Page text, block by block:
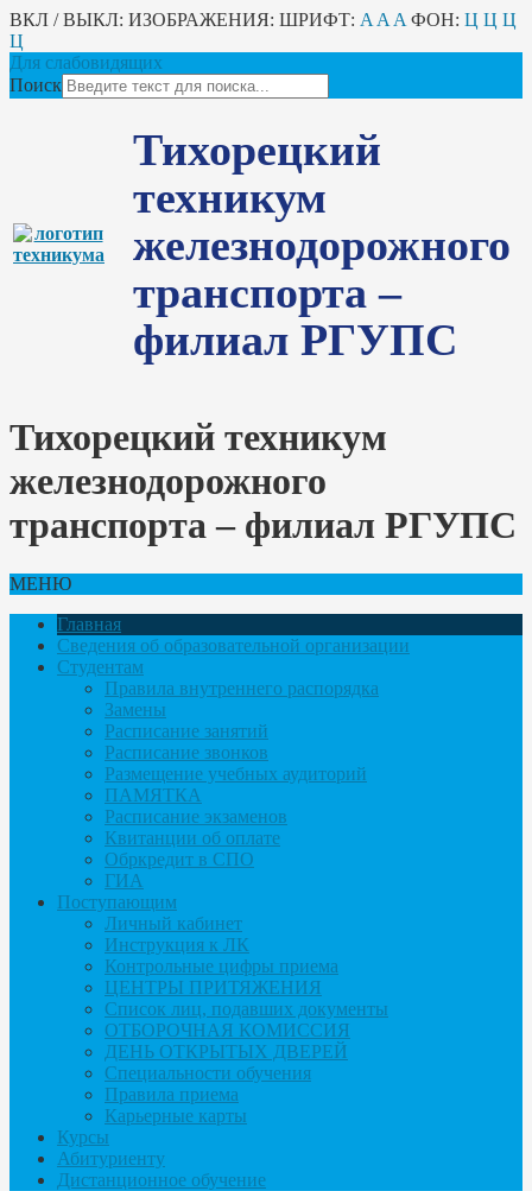
ВКЛ / ВЫКЛ: ИЗОБРАЖЕНИЯ: ШРИФТ: A A A ФОН: Ц Ц Ц
Ц
Для слабовидящих
Поиск
Тихорецкий
техникум
железнодорожного
транспорта –
филиал РГУПС
Тихорецкий техникум
железнодорожного
транспорта – филиал РГУПС
МЕНЮ
Главная
Сведения об образовательной организации
Студентам
Правила внутреннего распорядка
Замены
Расписание занятий
Расписание звонков
Размещение учебных аудиторий
ПАМЯТКА
Расписание экзаменов
Квитанции об оплате
Обркредит в СПО
ГИА
Поступающим
Личный кабинет
Инструкция к ЛК
Контрольные цифры приема
ЦЕНТРЫ ПРИТЯЖЕНИЯ
Список лиц, подавших документы
ОТБОРОЧНАЯ КОМИССИЯ
ДЕНЬ ОТКРЫТЫХ ДВЕРЕЙ
Специальности обучения
Правила приема
Карьерные карты
Курсы
Абитуриенту
Дистанционное обучение